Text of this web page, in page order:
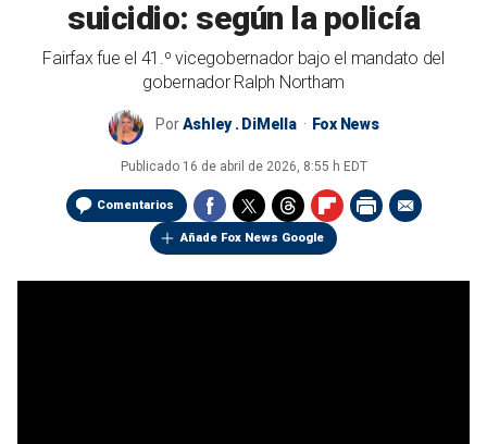
suicidio: según la policía
Fairfax fue el 41.º vicegobernador bajo el mandato del
gobernador Ralph Northam
PorAshley . DiMella Fox News
Publicado 16 de abril de 2026, 8:55 h EDT
Comentarios
Añade Fox News Google